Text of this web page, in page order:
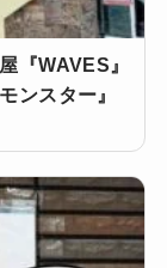
『WAVES』
ンスター』